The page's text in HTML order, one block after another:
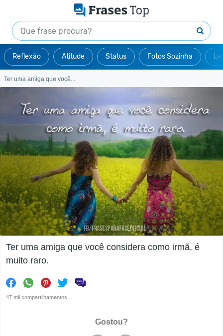
Reflexão Atitude Status Fotos Sozinha
Ter uma amiga que você...
Ter uma amiga que você considera como irmã, é
muito raro.
47 mil compartilhamentos
Gostou?